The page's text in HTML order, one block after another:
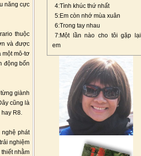
năng cực
thuộc
và được
một mô-tơ
động bốn
giành
cũng là
hay R8.
nghệ phát
nghiệm
nhằm
4:Tình khúc thứ nhất
5:Em còn nhớ mùa xuân
6:Trong tay nhau
7:Một lần nào cho tôi gặp lại
em